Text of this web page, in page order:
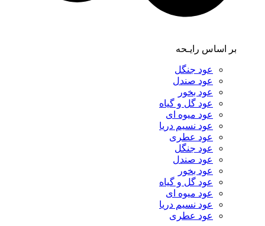
بر اساس رایـحه
عود جنگل
عود صندل
عود بخور
عود گل و گیاه
عود میوه ای
عود نسیم دریا
عود عطری
عود جنگل
عود صندل
عود بخور
عود گل و گیاه
عود میوه ای
عود نسیم دریا
عود عطری